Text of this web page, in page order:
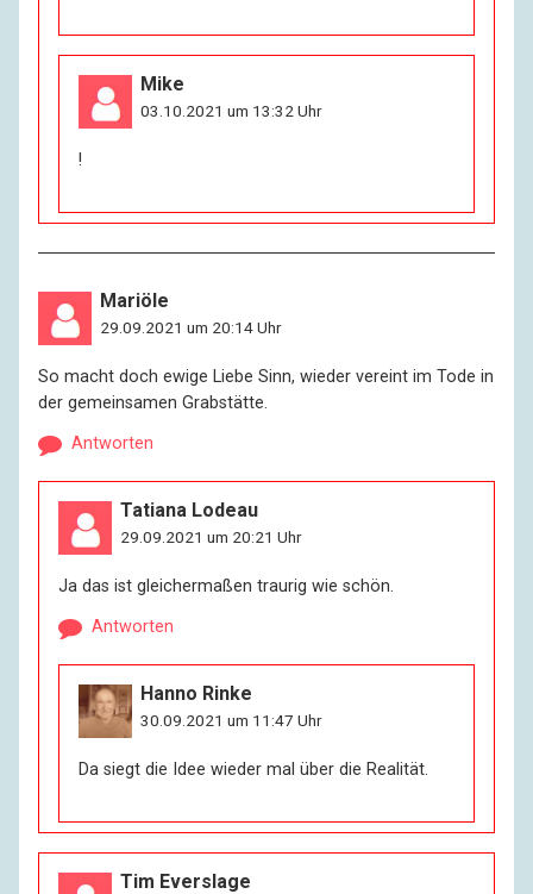
Mike
03.10.2021 um 13:32 Uhr
!
Mariöle
29.09.2021 um 20:14 Uhr
So macht doch ewige Liebe Sinn, wieder vereint im Tode in
der gemeinsamen Grabstätte.
Antworten
Tatiana Lodeau
29.09.2021 um 20:21 Uhr
Ja das ist gleichermaßen traurig wie schön.
Antworten
Hanno Rinke
30.09.2021 um 11:47 Uhr
Da siegt die Idee wieder mal über die Realität.
Tim Everslage